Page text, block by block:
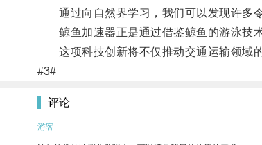
通过向自然界学习，我们可以发现许多令
鲸鱼加速器正是通过借鉴鲸鱼的游泳技术
这项科技创新将不仅推动交通运输领域的
#3#
评论
游客